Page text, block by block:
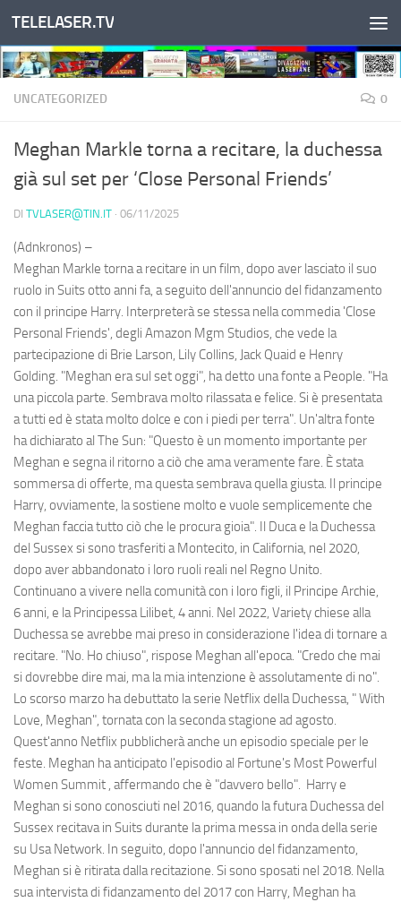
Salta al contenuto
TELELASER.TV
UNCATEGORIZED 0
Meghan Markle torna a recitare, la duchessa
già sul set per ‘Close Personal Friends’
DI TVLASER@TIN.IT · 06/11/2025
(Adnkronos) –
Meghan Markle torna a recitare in un film, dopo aver lasciato il suo
ruolo in Suits otto anni fa, a seguito dell'annuncio del fidanzamento
con il principe Harry. Interpreterà se stessa nella commedia 'Close
Personal Friends', degli Amazon Mgm Studios, che vede la
partecipazione di Brie Larson, Lily Collins, Jack Quaid e Henry
Golding. "Meghan era sul set oggi", ha detto una fonte a People. "Ha
una piccola parte. Sembrava molto rilassata e felice. Si è presentata
a tutti ed è stata molto dolce e con i piedi per terra". Un'altra fonte
ha dichiarato al The Sun: "Questo è un momento importante per
Meghan e segna il ritorno a ciò che ama veramente fare. È stata
sommersa di offerte, ma questa sembrava quella giusta. Il principe
Harry, ovviamente, la sostiene molto e vuole semplicemente che
Meghan faccia tutto ciò che le procura gioia". Il Duca e la Duchessa
del Sussex si sono trasferiti a Montecito, in California, nel 2020,
dopo aver abbandonato i loro ruoli reali nel Regno Unito.
Continuano a vivere nella comunità con i loro figli, il Principe Archie,
6 anni, e la Principessa Lilibet, 4 anni. Nel 2022, Variety chiese alla
Duchessa se avrebbe mai preso in considerazione l'idea di tornare a
recitare. "No. Ho chiuso", rispose Meghan all'epoca. "Credo che mai
si dovrebbe dire mai, ma la mia intenzione è assolutamente di no".
Lo scorso marzo ha debuttato la serie Netflix della Duchessa, " With
Love, Meghan", tornata con la seconda stagione ad agosto.
Quest'anno Netflix pubblicherà anche un episodio speciale per le
feste. Meghan ha anticipato l'episodio al Fortune's Most Powerful
Women Summit , affermando che è "davvero bello". Harry e
Meghan si sono conosciuti nel 2016, quando la futura Duchessa del
Sussex recitava in Suits durante la prima messa in onda della serie
su Usa Network. In seguito, dopo l'annuncio del fidanzamento,
Meghan si è ritirata dalla recitazione. Si sono sposati nel 2018. Nella
sua intervista di fidanzamento del 2017 con Harry, Meghan ha